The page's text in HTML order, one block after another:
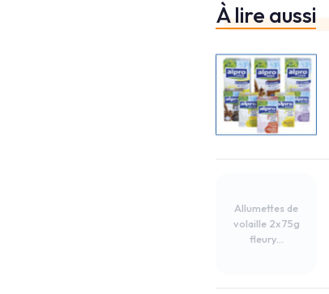
À lire aussi
Allumettes de
volaille 2x75g
fleury...